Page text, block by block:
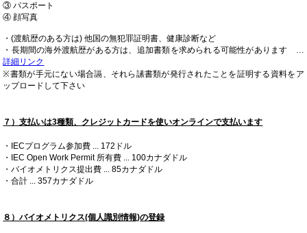
③ パスポート
④ 顔写真
・(渡航歴のある方は) 他国の無犯罪証明書、健康診断など
・長期間の海外渡航歴がある方は、追加書類を求められる可能性があります …
詳細リンク
※書類が手元にない場合䛿、それら䛾書類が発行されたことを証明する資料をア
ップロードして下さい
７）支払いは3種類、クレジットカードを使いオンラインで支払います
・IECプログラム参加費 ... 172ドル
・IEC Open Work Permit 所有費 ... 100カナダドル
・バイオメトリクス提出費 ... 85カナダドル
・合計 ... 357カナダドル
８）バイオメトリクス(個人識別情報)の登録